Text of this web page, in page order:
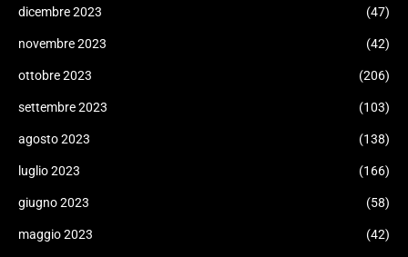
dicembre 2023 (47)
novembre 2023 (42)
ottobre 2023 (206)
settembre 2023 (103)
agosto 2023 (138)
luglio 2023 (166)
giugno 2023 (58)
maggio 2023 (42)